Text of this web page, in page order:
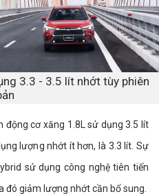
3.3 - 3.5 lít nhớt tùy phiên
động cơ xăng 1.8L sử dụng 3.5 lít
lượng nhớt ít hơn, là 3.3 lít. Sự
sử dụng công nghệ tiên tiến
đó giảm lượng nhớt cần bổ sung.